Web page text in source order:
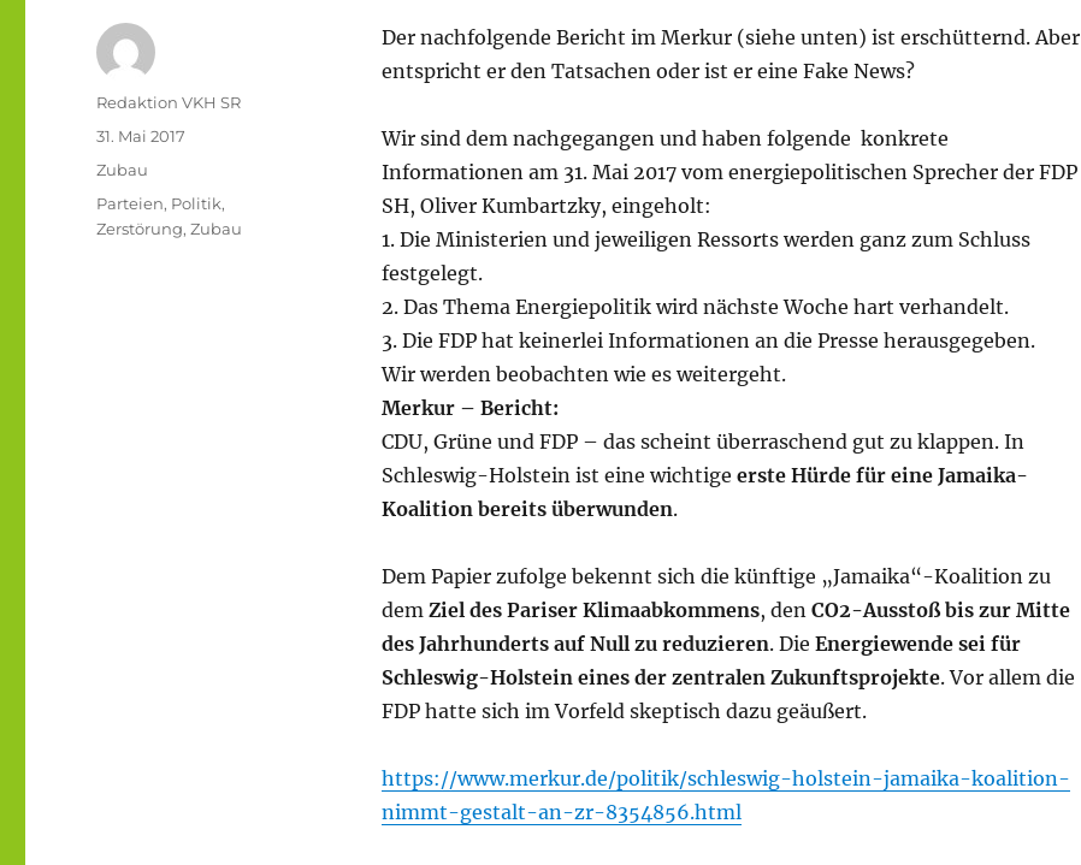
Der nachfolgende Bericht im Merkur (siehe unten) ist erschütternd. Aber
entspricht er den Tatsachen oder ist er eine Fake News?
Wir sind dem nachgegangen und haben folgende konkrete
Informationen am 31. Mai 2017 vom energiepolitischen Sprecher der FDP
SH, Oliver Kumbartzky, eingeholt:
1. Die Ministerien und jeweiligen Ressorts werden ganz zum Schluss
festgelegt.
2. Das Thema Energiepolitik wird nächste Woche hart verhandelt.
3. Die FDP hat keinerlei Informationen an die Presse herausgegeben.
Wir werden beobachten wie es weitergeht.
Merkur – Bericht:
CDU, Grüne und FDP – das scheint überraschend gut zu klappen. In
Schleswig-Holstein ist eine wichtige erste Hürde für eine Jamaika-
Koalition bereits überwunden.
Dem Papier zufolge bekennt sich die künftige „Jamaika“-Koalition zu
dem Ziel des Pariser Klimaabkommens, den CO2-Ausstoß bis zur Mitte
des Jahrhunderts auf Null zu reduzieren. Die Energiewende sei für
Schleswig-Holstein eines der zentralen Zukunftsprojekte. Vor allem die
FDP hatte sich im Vorfeld skeptisch dazu geäußert.
https://www.merkur.de/politik/schleswig-holstein-jamaika-koalition-
nimmt-gestalt-an-zr-8354856.html
Autor
Redaktion VKH SR
Veröffentlicht
am
31. Mai 2017
Kategorien
Zubau
Schlagwörter
Parteien, Politik,
Zerstörung,Zubau